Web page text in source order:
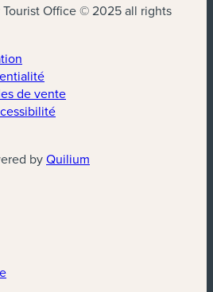
Office © 2025 all rights
de vente
fenêtre)
byQuilium